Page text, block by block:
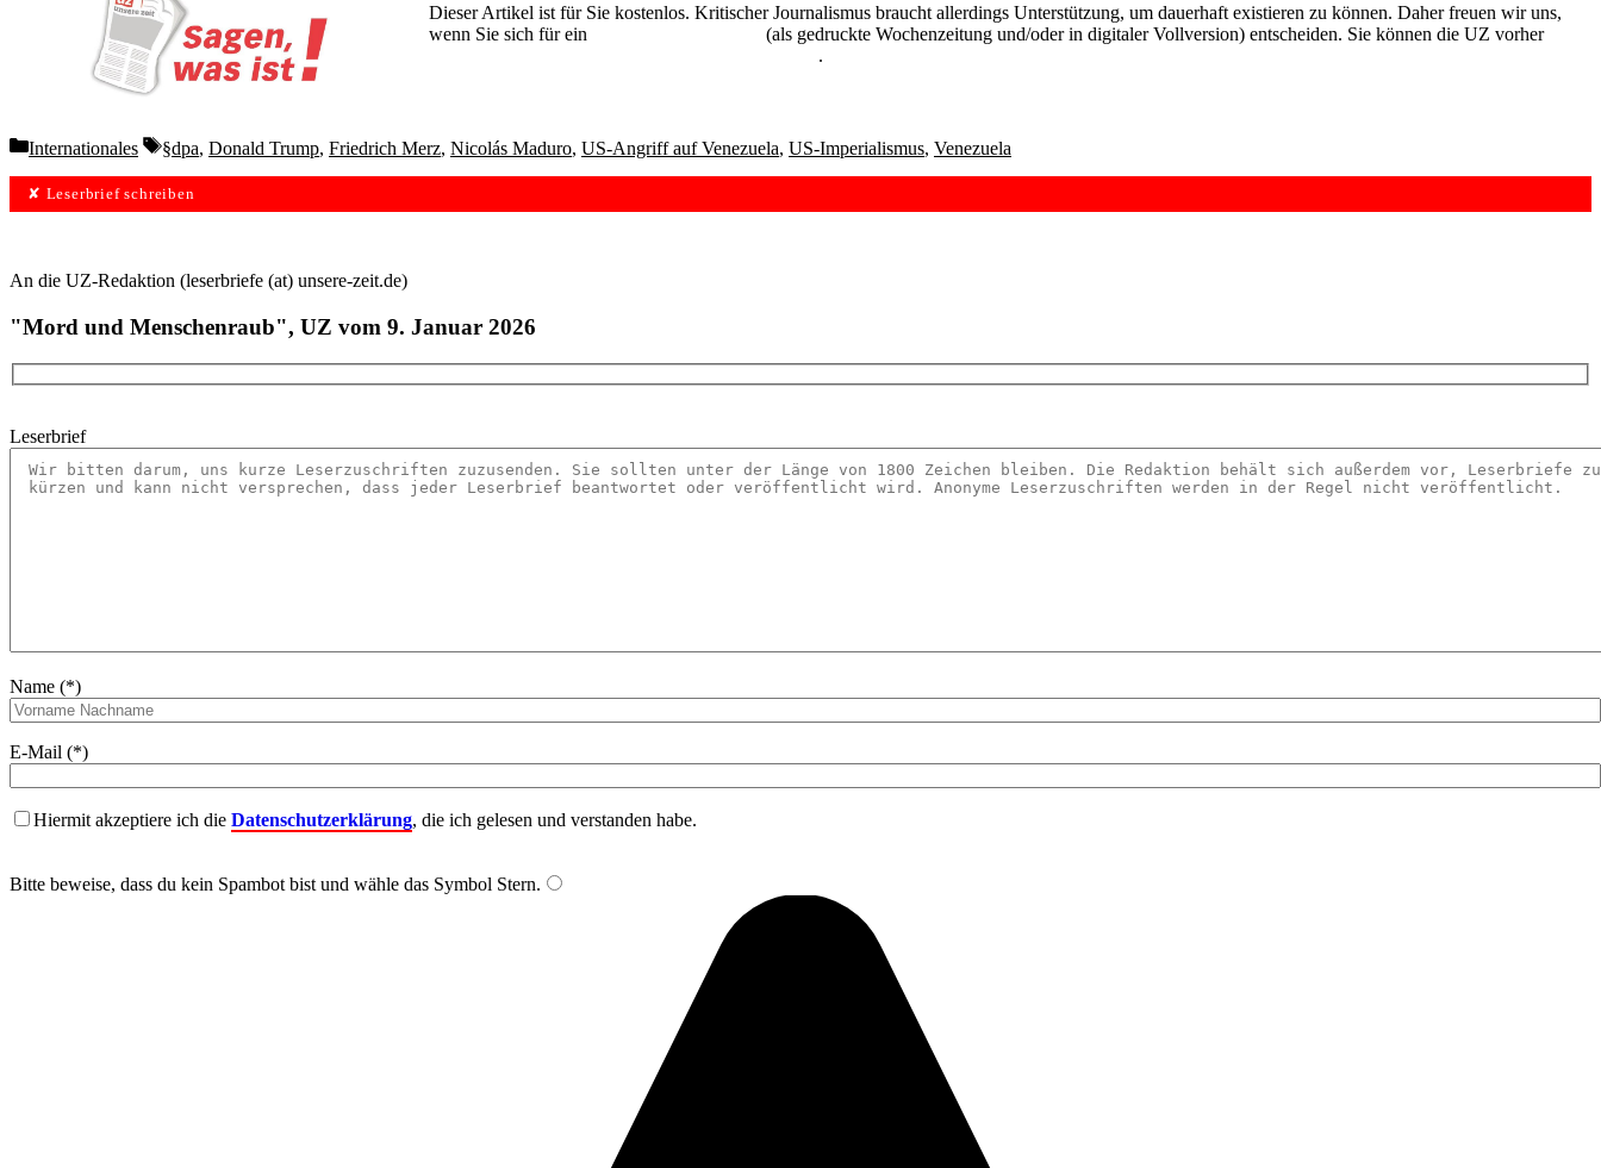
Dieser Artikel ist für Sie kostenlos. Kritischer Journalismus braucht allerdings Unterstützung, um dauerhaft existieren zu können. Daher freuen wir uns,
wenn Sie sich für ein
(als gedruckte Wochenzeitung und/oder in digitaler Vollversion) entscheiden. Sie können die UZ vorher
.
Categories
Internationales Tags
§dpa, Donald Trump, Friedrich Merz, Nicolás Maduro, US-Angriff auf Venezuela, US-Imperialismus, Venezuela
✘ Leserbrief schreiben
An die UZ-Redaktion (leserbriefe (at) unsere-zeit.de)
"Mord und Menschenraub", UZ vom 9. Januar 2026
Leserbrief
Name (*)
E-Mail (*)
Hiermit akzeptiere ich die Datenschutzerklärung, die ich gelesen und verstanden habe.
Bitte beweise, dass du kein Spambot bist und wähle das Symbol Stern.